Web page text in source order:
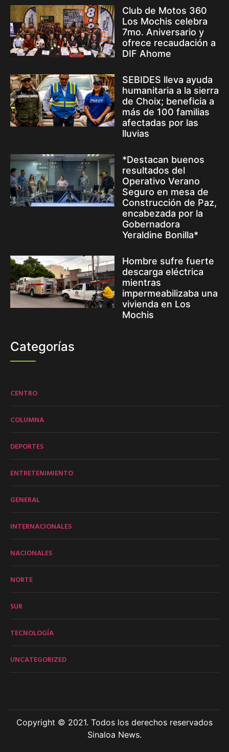
Club de Motos 360
Los Mochis celebra
7mo. Aniversario y
ofrece recaudación a
DIF Ahome
SEBIDES lleva ayuda
humanitaria a la sierra
de Choix; beneficia a
más de 100 familias
afectadas por las
lluvias
*Destacan buenos
resultados del
Operativo Verano
Seguro en mesa de
Construcción de Paz,
encabezada por la
Gobernadora
Yeraldine Bonilla*
Hombre sufre fuerte
descarga eléctrica
mientras
impermeabilizaba una
vivienda en Los
Mochis
Categorías
CENTRO
COLUMNA
DEPORTES
ENTRETENIMIENTO
GENERAL
INTERNACIONALES
NACIONALES
NORTE
SUR
TECNOLOGÍA
UNCATEGORIZED
Copyright © 2021. Todos los derechos reservados
Sinaloa News.